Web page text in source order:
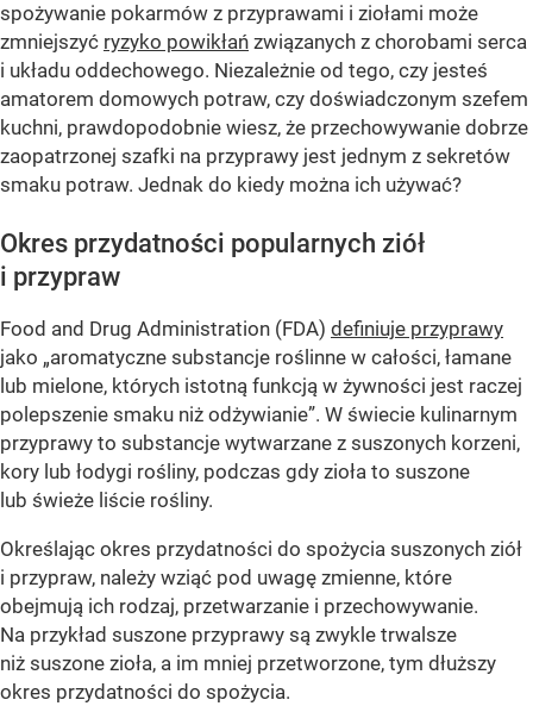
spożywanie pokarmów z przyprawami i ziołami może
zmniejszyć ryzyko powikłań związanych z chorobami serca
i układu oddechowego. Niezależnie od tego, czy jesteś
amatorem domowych potraw, czy doświadczonym szefem
kuchni, prawdopodobnie wiesz, że przechowywanie dobrze
zaopatrzonej szafki na przyprawy jest jednym z sekretów
smaku potraw. Jednak do kiedy można ich używać?
Okres przydatności popularnych ziół
i przypraw
Food and Drug Administration (FDA) definiuje przyprawy
jako „aromatyczne substancje roślinne w całości, łamane
lub mielone, których istotną funkcją w żywności jest raczej
polepszenie smaku niż odżywianie”. W świecie kulinarnym
przyprawy to substancje wytwarzane z suszonych korzeni,
kory lub łodygi rośliny, podczas gdy zioła to suszone
lub świeże liście rośliny.
Określając okres przydatności do spożycia suszonych ziół
i przypraw, należy wziąć pod uwagę zmienne, które
obejmują ich rodzaj, przetwarzanie i przechowywanie.
Na przykład suszone przyprawy są zwykle trwalsze
niż suszone zioła, a im mniej przetworzone, tym dłuższy
okres przydatności do spożycia.